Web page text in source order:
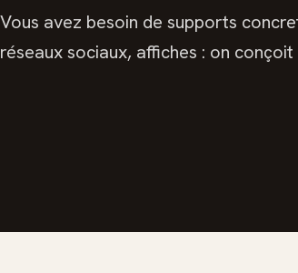
Vous avez besoin de supports
réseaux sociaux, affiches : on